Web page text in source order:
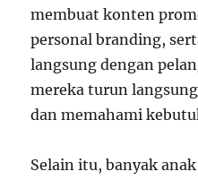
membuat konten
personal branding,
langsung dengan
mereka turun
dan memahami
Selain itu, banyak